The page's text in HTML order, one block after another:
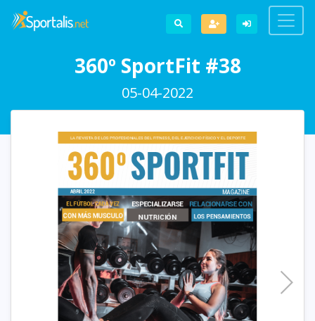
360º SportFit #38
05-04-2022